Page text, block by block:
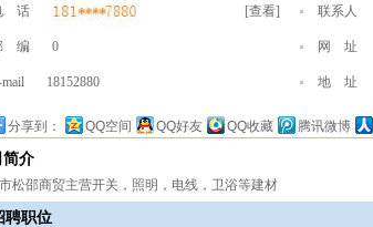
话 [查看] 联系人
编 0 网 址
18152880 地 址
分享到： QQ空间 QQ好友 QQ收藏 腾讯微博
简介
松邵商贸主营开关，照明，电线，卫浴等建材
聘职位